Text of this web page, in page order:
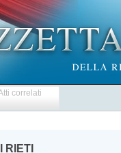
correlati
RIETI